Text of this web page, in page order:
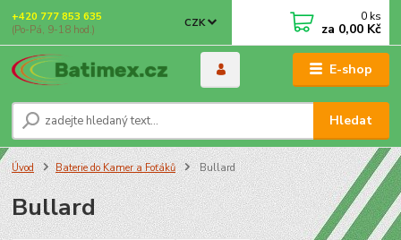
E-shop
CZK
Hledat
+420 777 853 635
(Po-Pá, 9-18 hod.)
0 ks
za 0,00 Kč
Úvod Baterie do Kamer a Foťáků Bullard
Bullard